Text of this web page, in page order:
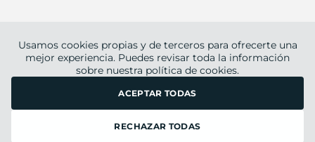
Blog Tienda Nutrición
Usamos cookies propias y de terceros para ofrecerte una
mejor experiencia. Puedes revisar toda la información
sobre nuestra política de cookies.
ACEPTAR TODAS
RECHAZAR TODAS